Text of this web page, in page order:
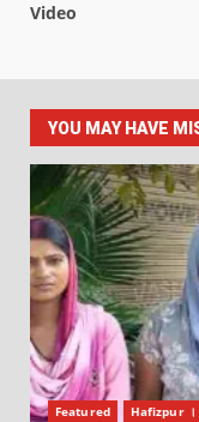
Video
YOU MAY HAVE
Featured Hafizpur ।